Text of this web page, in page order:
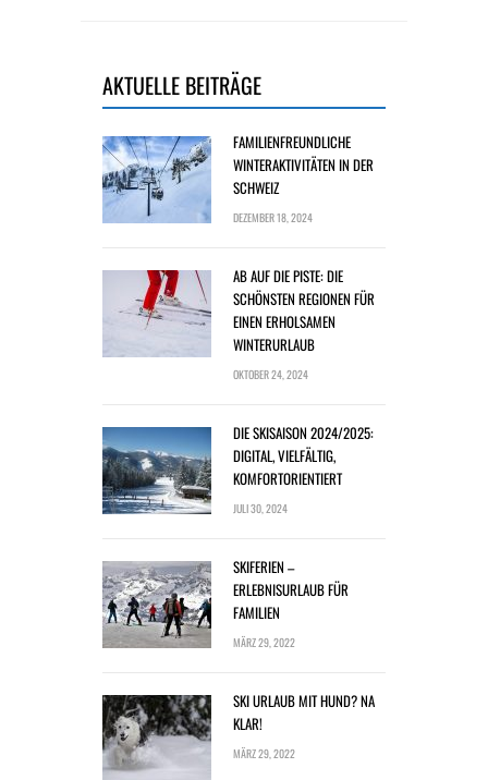
AKTUELLE BEITRÄGE
FAMILIENFREUNDLICHE
WINTERAKTIVITÄTEN IN DER
SCHWEIZ
DEZEMBER 18, 2024
AB AUF DIE PISTE: DIE
SCHÖNSTEN REGIONEN FÜR
EINEN ERHOLSAMEN
WINTERURLAUB
OKTOBER 24, 2024
DIE SKISAISON 2024/2025:
DIGITAL, VIELFÄLTIG,
KOMFORTORIENTIERT
JULI 30, 2024
SKIFERIEN –
ERLEBNISURLAUB FÜR
FAMILIEN
MÄRZ 29, 2022
SKI URLAUB MIT HUND? NA
KLAR!
MÄRZ 29, 2022